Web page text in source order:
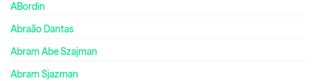
ABordin
Abraão Dantas
Abram Abe Szajman
Abram Sjazman